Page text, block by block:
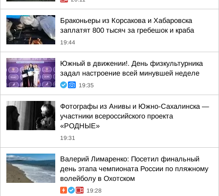
Браконьеры из Корсакова и Хабаровска
заплатят 800 тысяч за гребешок и краба
19:44
Южный в движении!. День физкультурника
задал настроение всей минувшей неделе
19:35
Фотографы из Анивы и Южно-Сахалинска —
участники всероссийского проекта
«РОДНЫЕ»
19:31
Валерий Лимаренко: Посетил финальный
день этапа чемпионата России по пляжному
волейболу в Охотском
19:28